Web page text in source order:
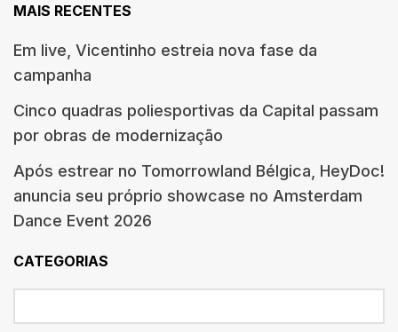
MAIS RECENTES
Em live, Vicentinho estreia nova fase da
campanha
Cinco quadras poliesportivas da Capital passam
por obras de modernização
Após estrear no Tomorrowland Bélgica, HeyDoc!
anuncia seu próprio showcase no Amsterdam
Dance Event 2026
CATEGORIAS